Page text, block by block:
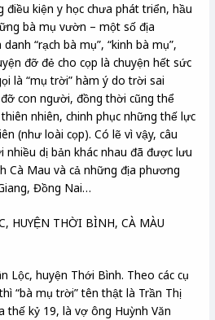
kiện y học chưa phát triển, hầu
bà mụ vườn – một số địa
“rạch bà mụ”, “kinh bà mụ”,
đỡ đẻ cho cọp là chuyện hết sức
là “mụ trời” hàm ý do trời sai
con người, đồng thời cũng thể
nhiên, chinh phục những thế lực
(như loài cọp). Có lẽ vì vậy, câu
nhiều dị bản khác nhau đã được lưu
Cà Mau và cả những địa phương
Đồng Nai…
HUYỆN THỜI BÌNH, CÀ MÀU
Lộc, huyện Thới Bình. Theo các cụ
“bà mụ trời” tên thật là Trần Thị
thế kỷ 19, là vợ ông Huỳnh Văn